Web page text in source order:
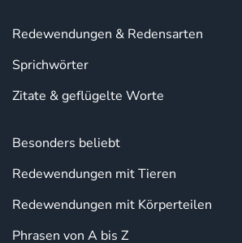
Redewendungen & Redensarten
Sprichwörter
Zitate & geflügelte Worte
Besonders beliebt
Redewendungen mit Tieren
Redewendungen mit Körperteilen
Phrasen von A bis Z